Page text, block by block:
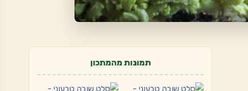
תמונות מהמתכון